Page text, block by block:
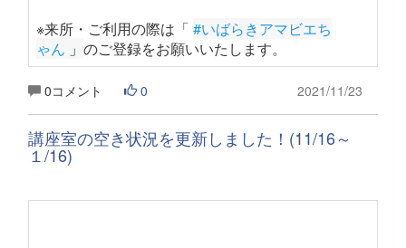
※来所・ご利用の際は「 #いばらきアマビエち
ゃん 」 のご登録をお願いいたします。
0コメント 0 2021/11/23
講座室の空き状況を更新しました！(11/16～
１/16)